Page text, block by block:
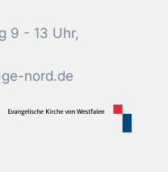
9 - 13 Uhr,
nord.de